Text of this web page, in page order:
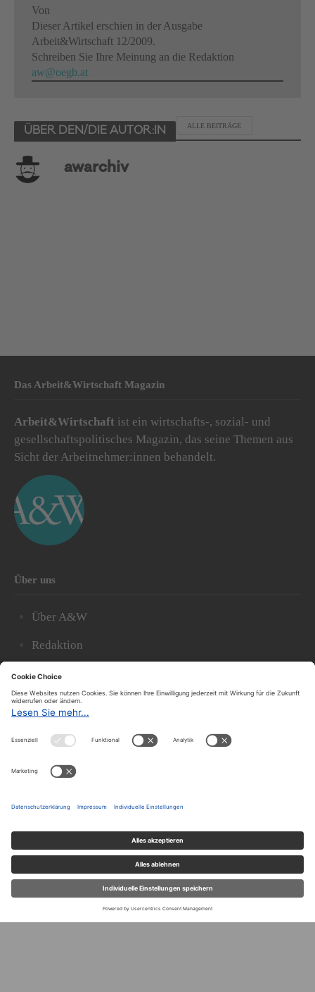
Von
Dieser Artikel erschien in der Ausgabe
Arbeit&Wirtschaft 12/2009.
Schreiben Sie Ihre Meinung an die Redaktion
aw@oegb.at
ÜBER DEN/DIE AUTOR:IN
ALLE BEITRÄGE
awarchiv
Das Arbeit&Wirtschaft Magazin
Arbeit&Wirtschaft ist ein wirtschafts-, sozial- und
gesellschaftspolitisches Magazin, das seine Themen aus
Sicht der Arbeitnehmer:innen behandelt.
Über uns
Über A&W
Redaktion
Abonnieren
Archiv
Der A&W-Blog
DerA&W-Blog
bedeutendsten politischen Blogs in Österreich